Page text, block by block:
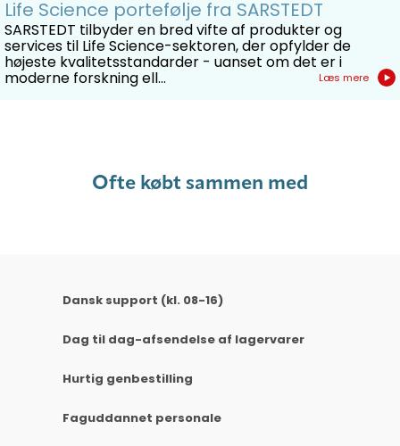
Life Science portefølje fra SARSTEDT
SARSTEDT tilbyder en bred vifte af produkter og
services til Life Science-sektoren, der opfylder de
højeste kvalitetsstandarder - uanset om det er i
moderne forskning ell... Læs mere
Ofte købt sammen med
Dansk support (kl. 08-16)
Dag til dag-afsendelse af lagervarer
Hurtig genbestilling
Faguddannet personale